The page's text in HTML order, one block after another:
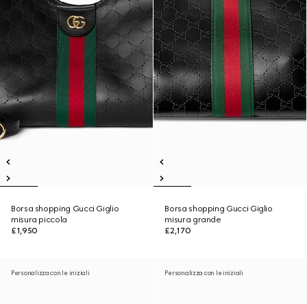
Borsa shopping Gucci Giglio
misura piccola
£1,950
Borsa shopping Gucci Giglio
misura grande
£2,170
Personalizza con le iniziali Personalizza con le iniziali